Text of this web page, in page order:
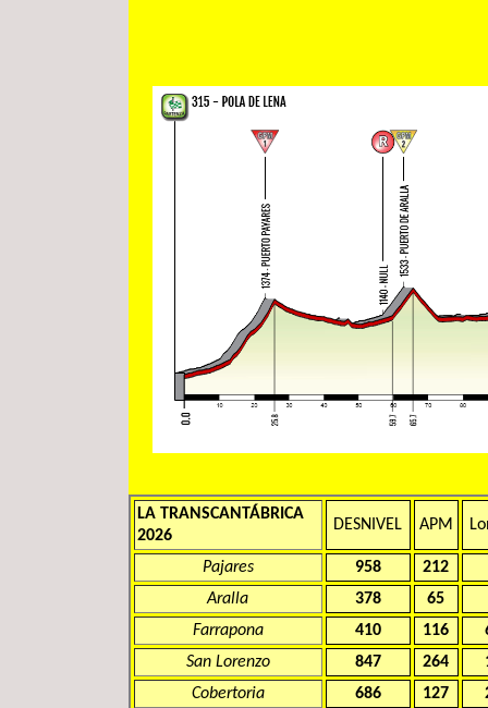
LA TRANSCANTÁBRICA
2026
DESNIVEL APM
Pajares 958
212
Aralla
378
65
Farrapona
410 116
San Lorenzo
847 264
Cobertoria
686 127